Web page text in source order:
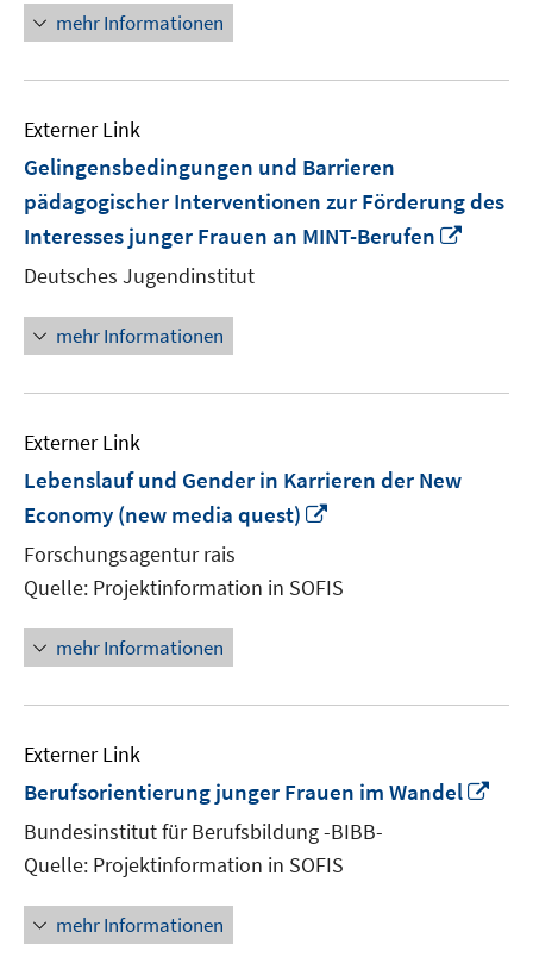
mehr Informationen
Externer Link
Gelingensbedingungen und Barrieren
pädagogischer Interventionen zur Förderung des
Interesses junger Frauen an MINT-Berufen
Deutsches Jugendinstitut
mehr Informationen
Externer Link
Lebenslauf und Gender in Karrieren der New
Economy (new media quest)
öffnen
Forschungsagentur rais
Quelle: Projektinformation in SOFIS
mehr Informationen
Externer Link
Berufsorientierung junger Frauen im Wandel
Bundesinstitut für Berufsbildung -BIBB-
Quelle: Projektinformation in SOFIS
mehr Informationen